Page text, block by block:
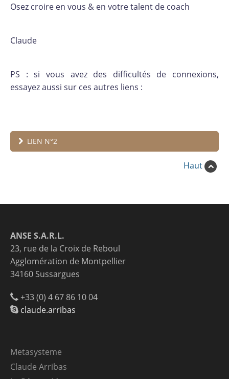
Osez croire en vous & en votre talent de coach
Claude
PS : si vous avez des difficultés de connexions,
essayez aussi sur ces autres liens :
LIEN N°2
Haut
ANSE S.A.R.L.
23, rue de la Croix de Reboul
Agglomération de Montpellier
34160 Sussargues
+33 (0) 4 67 86 10 04
claude.arribas
Metasysteme
Claude Arribas